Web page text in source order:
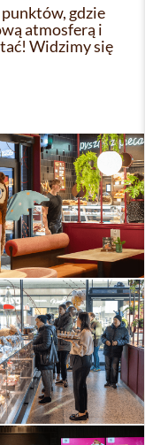
punktów, gdzie
atmosferą i
Widzimy się